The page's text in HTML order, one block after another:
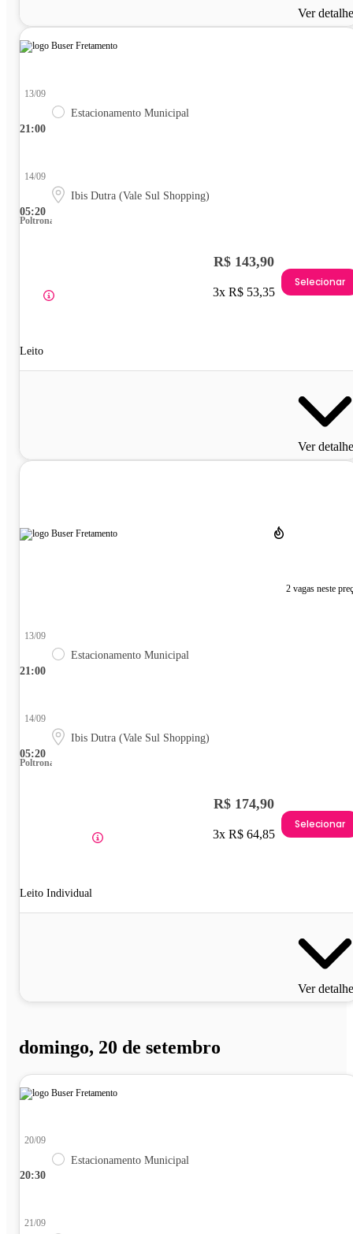
Ver
21:00
13/09
Estacionamento Municipal
05:20
14/09
Ibis Dutra (Vale Sul Shopping)
Poltrona
Leito
R$ 143,90
3x R$ 53,35
Selecionar
Ver
2 vagas neste
21:00
13/09
Estacionamento Municipal
05:20
14/09
Ibis Dutra (Vale Sul Shopping)
Poltrona
Leito Individual
R$ 174,90
3x R$ 64,85
Selecionar
Ver
domingo, 20 de setembro
20:30
20/09
Estacionamento Municipal
21/09